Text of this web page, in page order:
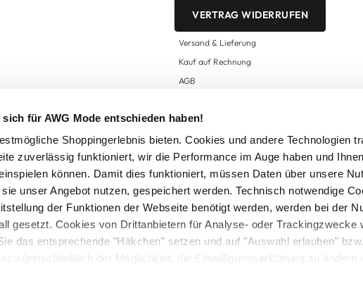
für AWG Mode entschieden haben!
Shoppingerlebnis bieten. Cookies und andere Technologien
zuverlässig funktioniert, wir die Performance im Auge haben und Ihnen
können. Damit dies funktioniert, müssen Daten über unsere
unser Angebot nutzen, gespeichert werden. Technisch notwendige
der Funktionen der Webseite benötigt werden, werden bei der
gesetzt. Cookies von Drittanbietern für Analyse- oder Trackingzwecke
das entsprechende "Häkchen" setzen und auf "Auswahl erlauben"
(einschließlich der Möglichkeit, die Einwilligungserklärung zu ändern
VERTRAG WIDERRUFEN
Versand & Lieferung
Kauf auf Rechnung
AGB
Zahlungsarten
Datenschutz
AWG CARD Teilnahmebedingungen
Mehrwertsteuer zzgl.